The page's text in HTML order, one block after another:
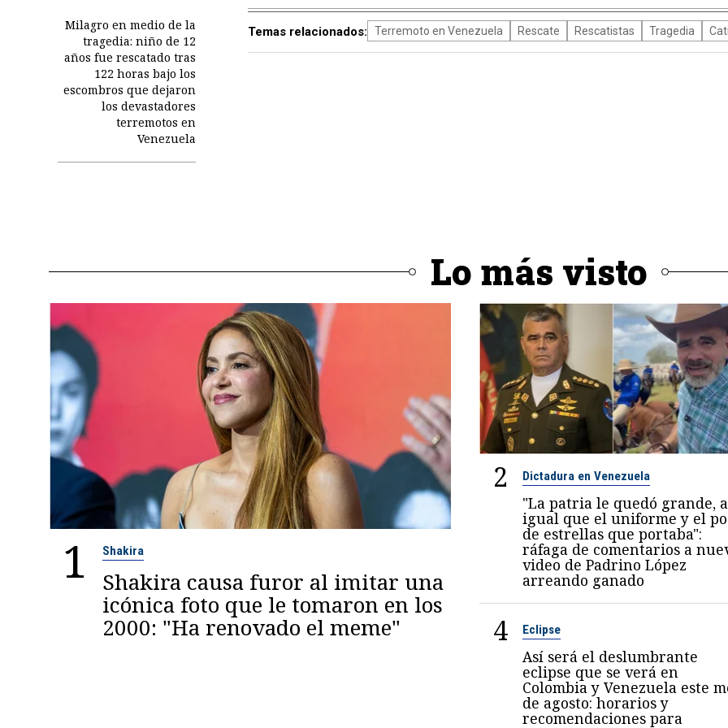
Milagro en medio de la
tragedia: niño de 12
años fue rescatado tras
122 horas bajo los
escombros que dejaron
los devastadores
terremotos en
Venezuela
Temas relacionados: Terremoto en Venezuela Rescate Rescatistas Tragedia
Lo más visto
1 Shakira
Shakira causa furor al imitar una
icónica foto que le tomaron en los
2000: "Ha renovado el meme"
2 Dictadura en Venezuela
"La patria le quedó grande,
igual que el uniforme y el
de estrellas que portaba":
ráfaga de comentarios a
video de Padrino López
arreando ganado
4 Eclipse
Así será el deslumbrante
eclipse que se verá en
Colombia y Venezuela este
de agosto: horarios y
recomendaciones para